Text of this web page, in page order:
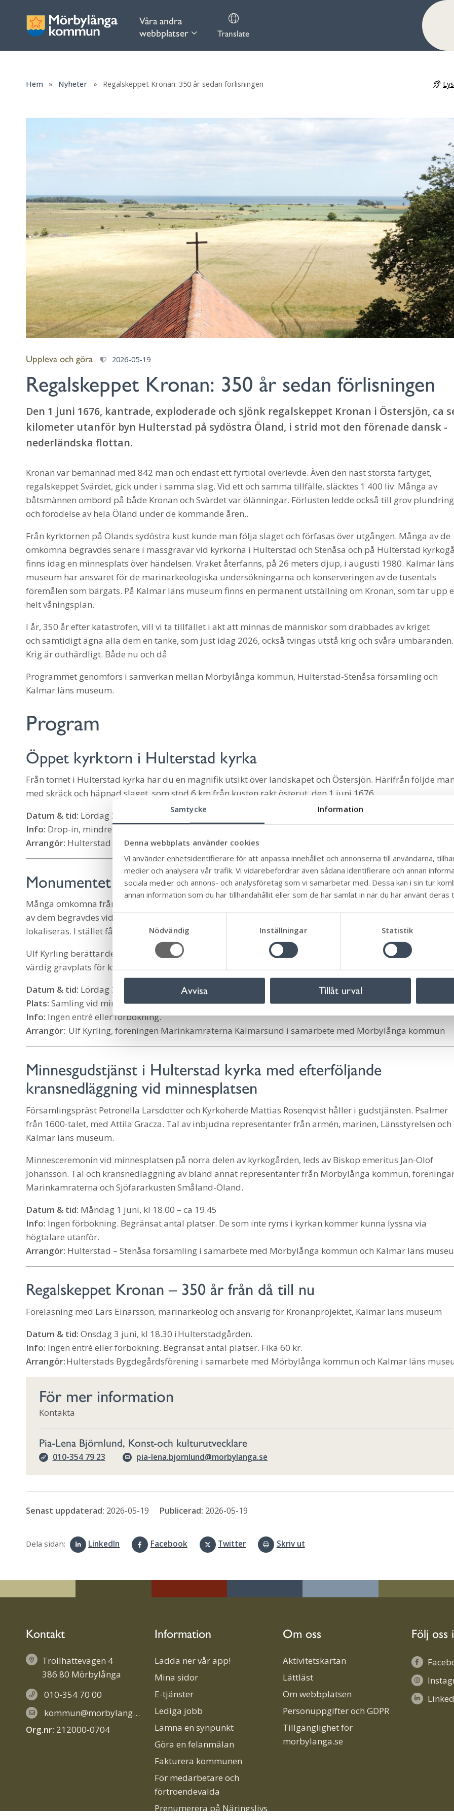
Samtycke Information
Denna webbplats använder cookies
Vi använder enhetsidentifierare för att anpassa innehållet och annonserna till användarna,
medier och analysera vår trafik. Vi vidarebefordrar även sådana identifierare och annan
sociala medier och annons- och analysföretag som vi samarbetar med. Dessa kan i sin tur
annan information som du har tillhandahållit eller som de har samlat in när du har använt deras
S
t
y
k
e
s
v
Nödvändig Inställningar Statistik
Avvisa Tillåt urval
Våra andra
webbplatser
Translate
Hem » Nyheter » Regalskeppet Kronan: 350 år sedan förlisningen
Uppleva och göra 2026-05-19
Regalskeppet Kronan: 350 år sedan förlisningen
Den 1 juni 1676, kantrade, exploderade och sjönk regalskeppet Kronan i Östersjön, ca
kilometer utanför byn Hulterstad på sydöstra Öland, i strid mot den förenade dansk -
nederländska flottan.
Kronan var bemannad med 842 man och endast ett fyrtiotal överlevde. Även den näst största fartyget,
regalskeppet Svärdet, gick under i samma slag. Vid ett och samma tillfälle, släcktes 1 400 liv. Många av
båtsmännen ombord på både Kronan och Svärdet var ölänningar. Förlusten ledde också till grov plundring
och förödelse av hela Öland under de kommande åren..
Från kyrktornen på Ölands sydöstra kust kunde man följa slaget och förfasas över utgången. Många av de
omkomna begravdes senare i massgravar vid kyrkorna i Hulterstad och Stenåsa och på Hulterstad
finns idag en minnesplats över händelsen. Vraket återfanns, på 26 meters djup, i augusti 1980. Kalmar läns
museum har ansvaret för de marinarkeologiska undersökningarna och konserveringen av de tusentals
föremålen som bärgats. På Kalmar läns museum finns en permanent utställning om Kronan, som tar upp
helt våningsplan.
I år, 350 år efter katastrofen, vill vi ta tillfället i akt att minnas de människor som drabbades av kriget
och samtidigt ägna alla dem en tanke, som just idag 2026, också tvingas utstå krig och svåra umbäranden.
Krig är outhärdligt. Både nu och då
Programmet genomförs i samverkan mellan Mörbylånga kommun, Hulterstad-Stenåsa församling och
Kalmar läns museum.
Program
Öppet kyrktorn i Hulterstad kyrka
Från tornet i Hulterstad kyrka har du en magnifik utsikt över landskapet och Östersjön. Härifrån följde man
med skräck och häpnad slaget, som stod 6 km från kusten rakt österut, den 1 juni 1676.
Datum & tid: Lördag 30 maj, kl. 13-16
Info: Drop-in, mindre grupper åt gången. Ingen entré eller förbokning
Arrangör: Hulterstad – Stenåsa församling i samarbete med Mörbylånga kommun
Monumentet och ankaret på Hulterstad kyrkogård
Många omkomna från striden då regalskeppet Kronan gick under, flöt iland på den öländska kusten.
av dem begravdes vid Stenåsa och Hulterstad kyrkogårdar. Massgraven vid Hulterstad kyrka har inte
lokaliseras. I stället får stenhällar och ett ankare symbolisera en minnesplats för dessa omkomna.
Ulf Kyrling berättar den spännande historien om det stora stockankaret vid minnesmonumentet och hur en
värdig gravplats för kvarlevorna efter sjömännen på regalskeppet Kronan skapades på Hulterstad
Datum & tid: Lördag 30 maj, kl. 14.00 och kl. 15.00
Plats: Samling vid minnesmonumentet över Kronan, vid kyrkogårdsmuren norr om kyrkan.
Info: Ingen entré eller förbokning.
Arrangör: Ulf Kyrling, föreningen Marinkamraterna Kalmarsund i samarbete med Mörbylånga kommun
Minnesgudstjänst i Hulterstad kyrka med efterföljande
kransnedläggning vid minnesplatsen
Församlingspräst Petronella Larsdotter och Kyrkoherde Mattias Rosenqvist håller i gudstjänsten. Psalmer
från 1600-talet, med Attila Gracza. Tal av inbjudna representanter från armén, marinen, Länsstyrelsen och
Kalmar läns museum.
Minnesceremonin vid minnesplatsen på norra delen av kyrkogården, leds av Biskop emeritus Jan-Olof
Johansson. Tal och kransnedläggning av bland annat representanter från Mörbylånga kommun,
Marinkamraterna och Sjöfararkusten Småland-Öland.
Datum & tid: Måndag 1 juni, kl 18.00 – ca 19.45
Info: Ingen förbokning. Begränsat antal platser. De som inte ryms i kyrkan kommer kunna lyssna via
högtalare utanför.
Arrangör: Hulterstad – Stenåsa församling i samarbete med Mörbylånga kommun och Kalmar läns
Regalskeppet Kronan – 350 år från då till nu
Föreläsning med Lars Einarsson, marinarkeolog och ansvarig för Kronanprojektet, Kalmar läns museum
Datum & tid: Onsdag 3 juni, kl 18.30 i Hulterstadgården.
Info: Ingen entré eller förbokning. Begränsat antal platser. Fika 60 kr.
Arrangör:Hulterstads Bygdegårdsförening i samarbete med Mörbylånga kommun och Kalmar läns
För mer information
Kontakta
Pia-Lena Björnlund, Konst-och kulturutvecklare
010-354 79 23 pia-lena.bjornlund@morbylanga.se
Senast uppdaterad: 2026-05-19 Publicerad: 2026-05-19
Dela sidan: LinkedIn Facebook Twitter Skriv ut
Kontakt
Trollhättevägen 4
386 80 Mörbylånga
010-354 70 00
kommun@morbylanga.se
Org.nr: 212000-0704
Information
Ladda ner vår app!
Mina sidor
E-tjänster
Lediga jobb
Lämna en synpunkt
Göra en felanmälan
Fakturera kommunen
För medarbetare och
förtroendevalda
Prenumerera på Näringslivs
Om oss
Aktivitetskartan
Lättläst
Om webbplatsen
Personuppgifter och GDPR
Tillgänglighet för
morbylanga.se
Följ oss